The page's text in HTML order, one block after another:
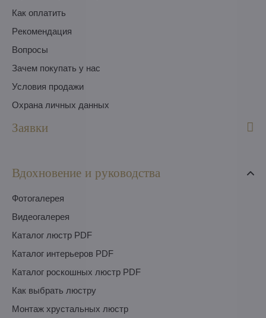
Как оплатить
Pекомендация
Вопросы
Зачем покупать у нас
Условия продажи
Охрана личных данных
Заявки
Вдохновение и руководства
Фотогалерея
Видеогалерея
Каталог люстр PDF
Каталог интерьеров PDF
Каталог роскошных люстр PDF
Как выбрать люстру
Монтаж хрустальных люстр